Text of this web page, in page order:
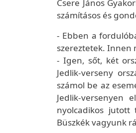
Csere János
számításos és
- Ebben a
szereztetek. Innen
- Igen, sőt, két
Jedlik-verseny
számol be az
Jedlik-versenyen
nyolcadikos jutott
Büszkék vagyunk